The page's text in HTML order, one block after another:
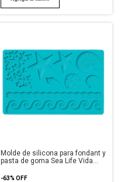
Molde de silicona para fondant y
pasta de goma Sea Life Vida
-63% OFF